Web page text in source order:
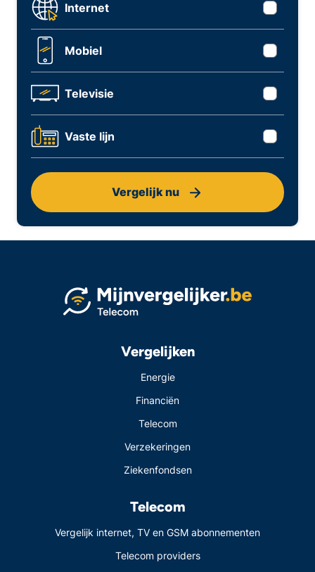
Internet
Mobiel
Televisie
Vaste lijn
Vergelijk nu
Vergelijken
Energie
Financiën
Telecom
Verzekeringen
Ziekenfondsen
Telecom
Vergelijk internet, TV en GSM abonnementen
Telecom providers